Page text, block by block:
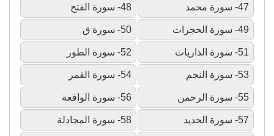
47- سورة محمد 48- سورة الفتح
49- سورة الحجرات 50- سورة ق
51- سورة الذاريات 52- سورة الطور
53- سورة النجم 54- سورة القمر
55- سورة الرحمن 56- سورة الواقعة
57- سورة الحديد 58- سورة المجادلة